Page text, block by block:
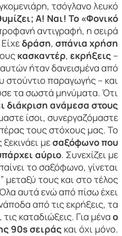
τσόγλανο λευκό
Α! Ναι! Το «Φονικό
αντιγραφή, η σειρά
δράση, σπάνια χρήση
κασκαντέρ, εκρήξεις –
ήταν δανεισμένα από
στούντιο παραγωγής – και
τα σωστά μηνύματα. Ότι
διάκριση ανάμεσα στους
ίσοι, συνεργαζόμαστε
τους στόχους μας. Το
μεσαξόφωνο που
αύριο. Συνεχίζει με
το σαξόφωνο, γίνεται
μεταξύ τους και στο τέλος
Όλα αυτά ενώ από πίσω έχει
από τις εκρήξεις, τα
τις καταδιώξεις. Για μέναο
90s σειράς και όχι μόνο.